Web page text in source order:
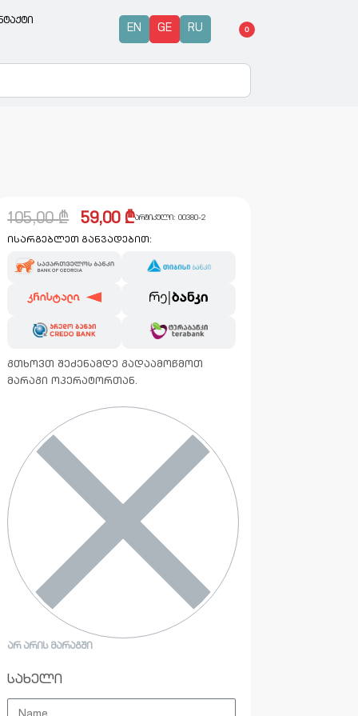
EN GE RU 0
105,00₾ 59,00 ₾არტიკული: 00380-2
ისარგებლეთ განვადებით:
გთხოვთ შეძენამდე გადაამოწმოთ
მარაგი ოპერატორთან.
ᲐᲠ ᲐᲠᲘᲡ ᲛᲐᲠᲐᲒᲨᲘ
სახელი